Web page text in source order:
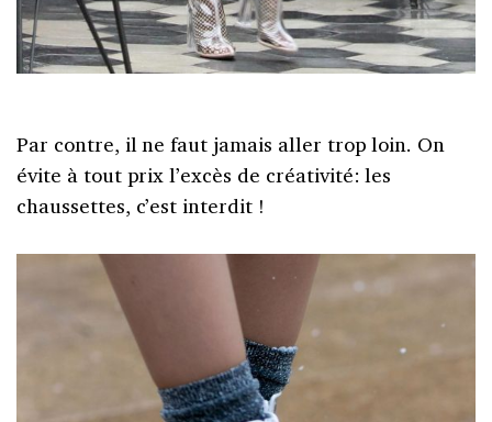
Par contre, il ne faut jamais aller trop loin. On
évite à tout prix l’excès de créativité: les
chaussettes, c’est interdit !